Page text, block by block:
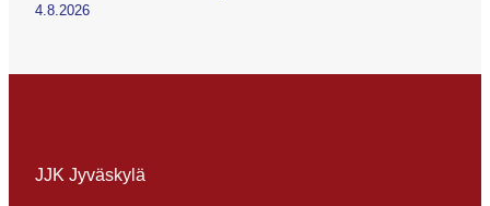
4.8.2026
JJK Jyväskylä